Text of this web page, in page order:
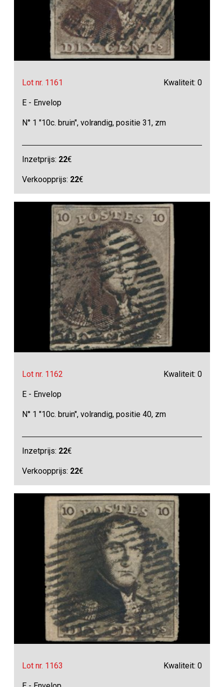
Lot nr. 1161 Kwaliteit: 0
E - Envelop
N° 1 "10c. bruin", volrandig, positie 31, zm
Inzetprijs: 22€
Verkoopprijs: 22€
Lot nr. 1162 Kwaliteit: 0
E - Envelop
N° 1 "10c. bruin", volrandig, positie 40, zm
Inzetprijs: 22€
Verkoopprijs: 22€
Lot nr. 1163 Kwaliteit: 0